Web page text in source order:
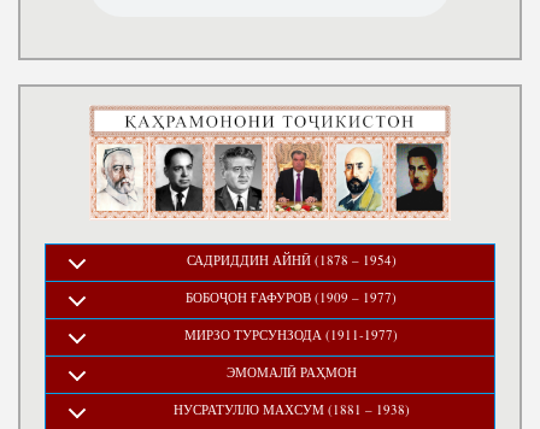
САДРИДДИН АЙНӢ (1878 – 1954)
БОБОҶОН ҒАФУРОВ (1909 – 1977)
МИРЗО ТУРСУНЗОДА (1911-1977)
ЭМОМАЛӢ РАҲМОН
НУСРАТУЛЛО МАХСУМ (1881 – 1938)